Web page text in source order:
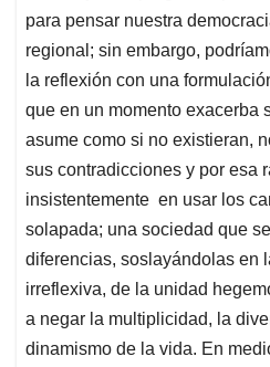
para pensar nuestra
regional; sin embargo,
la reflexión con una
que en un momento exacerba
asume como si no existieran,
sus contradicciones y por esa
insistentemente en usar los
solapada; una sociedad que
diferencias, soslayándolas en
irreflexiva, de la unidad
a negar la multiplicidad, la
dinamismo de la vida. En